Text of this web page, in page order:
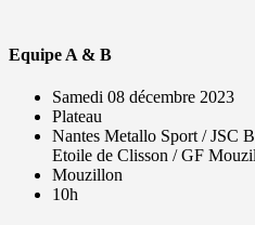
Equipe A & B
Samedi 08 décembre 2023
Plateau
Nantes Metallo Sport / JSC
Etoile de Clisson / GF
Mouzillon
10h